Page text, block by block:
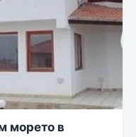
морето в